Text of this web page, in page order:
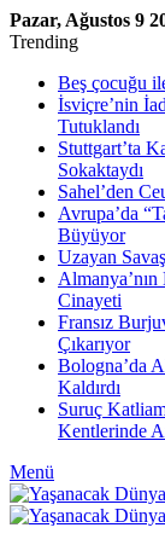
Pazar, Ağustos 9
Trending
Beş çocuğu
İsviçre’nin
Tutuklandı
Stuttgart’ta
Sokaktaydı
Sahel’den
Avrupa’da
Büyüyor
Uzayan
Cinayeti
Fransız
Çıkarıyor
Bologna’da
Kaldırdı
Suruç
Kentlerinde
Menü